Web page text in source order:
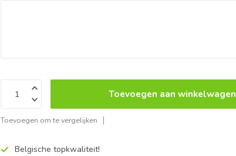
Toevoegen aan winkelwagen
Toevoegen om te vergelijken
Belgische topkwaliteit!